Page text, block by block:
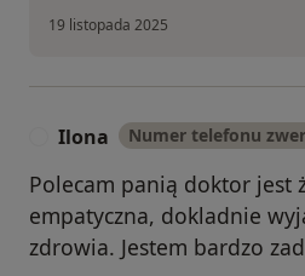
19 listopada 2025
Ilona Numer telefonu
Polecam panią doktor jest
empatyczna, dokladnie
zdrowia. Jestem bardzo